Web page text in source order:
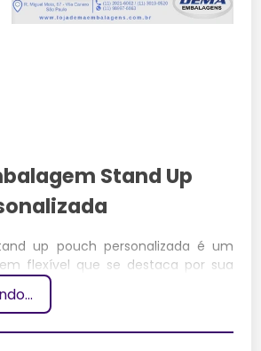
Stand Up
up pouch personalizada é um
flexível que se destaca por sua
manter em pé, fornecendo
no ponto de venda.